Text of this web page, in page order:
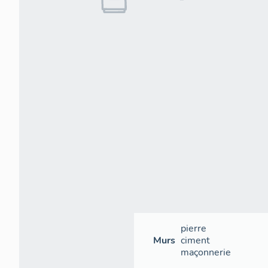
Murs
pierre
ciment
maçonnerie